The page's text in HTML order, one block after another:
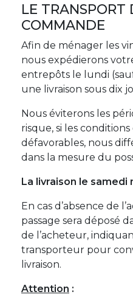
LE TRANSPORT
COMMANDE
Afin de ménager les
nous expédierons
entrepôts le lundi
une livraison sous dix
Nous éviterons les
risque, si les
défavorables, nous
dans la mesure du
La livraison le samedi
En cas d’absence de
passage sera déposé
de l’acheteur,
transporteur pour
livraison.
Attention :